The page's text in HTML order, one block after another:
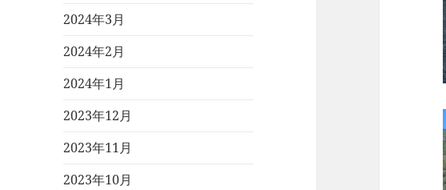
2024年3月
2024年2月
2024年1月
2023年12月
2023年11月
2023年10月